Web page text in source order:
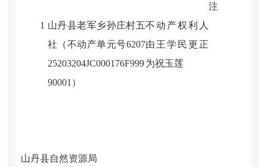
注
1 山丹县老军乡孙庄村五
社（不动产单元号6207
25203204JC000176F999
90001）
不动产权利人
由 王学民更正
为祝玉莲
山丹县自然资源局